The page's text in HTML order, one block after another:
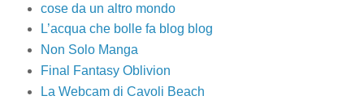
cose da un altro mondo
L’acqua che bolle fa blog blog
Non Solo Manga
Final Fantasy Oblivion
La Webcam di Cavoli Beach